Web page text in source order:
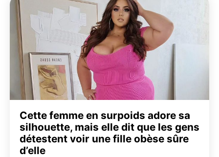
Cette femme en surpoids adore sa
silhouette, mais elle dit que les gens
détestent voir une fille obèse sûre
d’elle